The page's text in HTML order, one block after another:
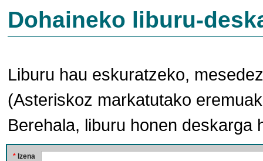
Dohaineko liburu-
Liburu hau eskuratzeko,
(Asteriskoz markatutako
Berehala, liburu honen deskarga
* Izena